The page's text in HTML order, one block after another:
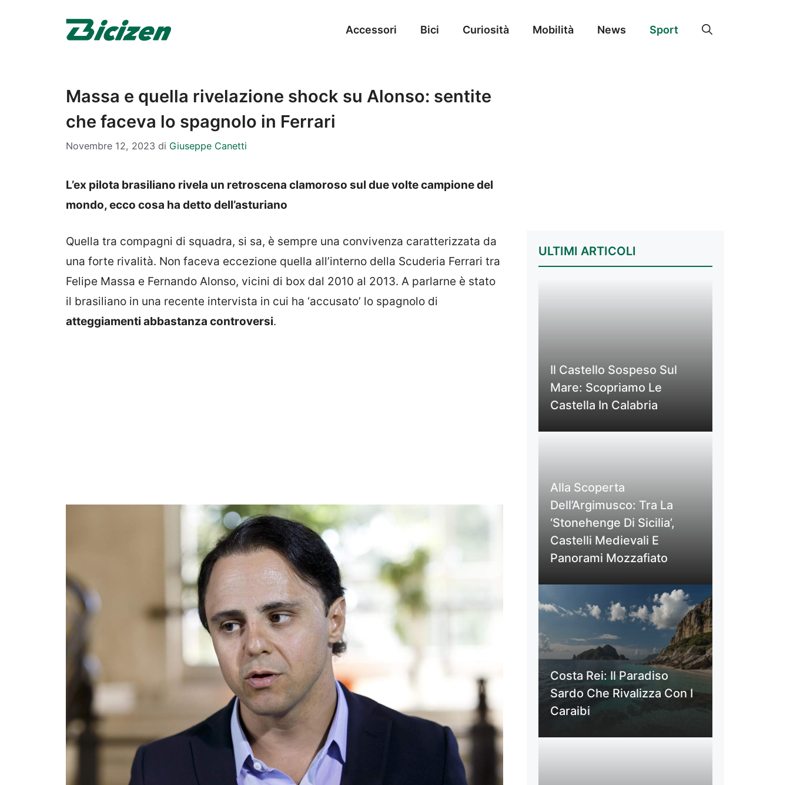
Accessori Bici Curiosità Mobilità News Sport
Massa e quella rivelazione shock su Alonso: sentite
che faceva lo spagnolo in Ferrari
Novembre 12, 2023 di Giuseppe Canetti
L’ex pilota brasiliano rivela un retroscena clamoroso sul due volte campione del
mondo, ecco cosa ha detto dell’asturiano
Quella tra compagni di squadra, si sa, è sempre una convivenza caratterizzata da
una forte rivalità. Non faceva eccezione quella all’interno della Scuderia Ferrari tra
Felipe Massa e Fernando Alonso, vicini di box dal 2010 al 2013. A parlarne è stato
il brasiliano in una recente intervista in cui ha ‘accusato’ lo spagnolo di
atteggiamenti abbastanza controversi.
ULTIMI ARTICOLI
Il Castello Sospeso Sul
Mare: Scopriamo Le
Castella In Calabria
Alla Scoperta
Dell’Argimusco: Tra La
‘Stonehenge Di Sicilia’,
Castelli Medievali E
Panorami Mozzafiato
Costa Rei: Il Paradiso
Sardo Che Rivalizza Con I
Caraibi